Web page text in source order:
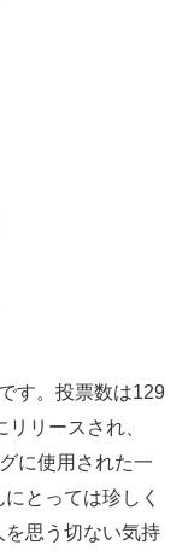
す。投票数は129
リースされ、
に使用された一
とっては珍しく
思う切ない気持